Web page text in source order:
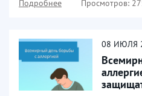
Подробнее Просмотров:
08 ИЮЛЯ